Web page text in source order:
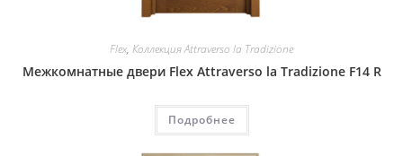
Flex, Коллекция Attraverso la Tradizione
Межкомнатные двери Flex Attraverso la Tradizione F14 R
Подробнее